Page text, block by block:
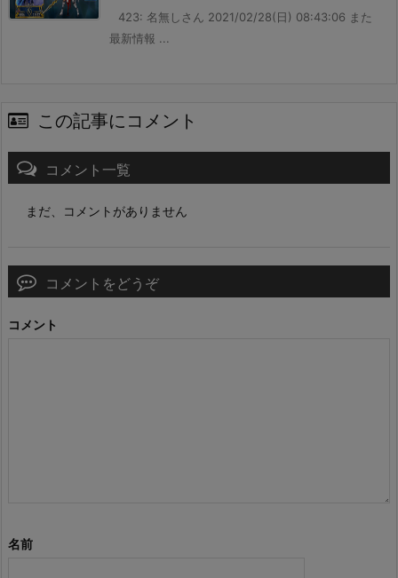
423: 名無しさん 2021/02/28(日) 08:43:06 また
最新情報 ...
この記事にコメント
コメント一覧
まだ、コメントがありません
コメントをどうぞ
コメント
名前